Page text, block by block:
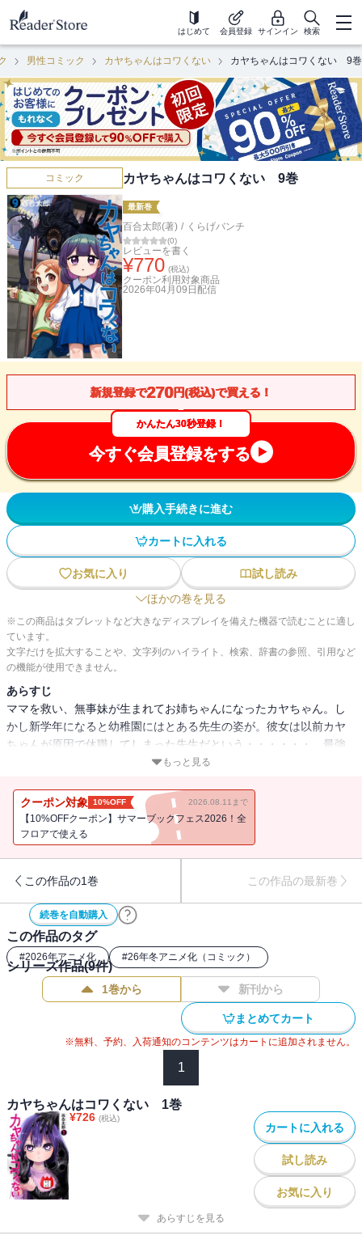
はじめて 会員登録 サインイン 検索
男性コミック カヤちゃんはコワくない カヤちゃんはコワくない 9巻
コミック カヤちゃんはコワくない 9巻
最新巻
百合太郎(著) / くらげバンチ
(0)
レビューを書く
¥770 (税込)
クーポン利用対象商品
2026年04月09日 配信
新規登録で270円(税込)で買える！
かんたん30秒登録！
今すぐ会員登録をする
購入手続きに進む
カートに入れる
お気に入り
試し読み
ほかの巻を見る
※この商品はタブレットなど大きなディスプレイを備えた機器で読むことに適し
ています。
文字だけを拡大することや、文字列のハイライト、検索、辞書の参照、引用など
の機能が使用できません。
あらすじ
ママを救い、無事妹が生まれてお姉ちゃんになったカヤちゃん。し
かし新学年になると幼稚園にはとある先生の姿が。彼女は以前カヤ
ちゃんが原因で休職してしまった先生だという・・・・・・。最強
霊能幼女が無双するホラーアクション、再び暗雲立ち込める第9巻。
もっと見る
クーポン対象 10%OFF 2026.08.11まで
【10%OFFクーポン】サマーブックフェス2026！全
フロアで使える
この作品の1巻 この作品の最新巻
続巻を自動購入
この作品のタグ
#2026年アニメ化 #26年冬アニメ化（コミック）
シリーズ作品(9件)
1巻から 新刊から
まとめてカート
※無料、予約、入荷通知のコンテンツはカートに追加されません。
1
カヤちゃんはコワくない 1巻
¥726 (税込)
カートに入れる
試し読み
お気に入り
あらすじを見る